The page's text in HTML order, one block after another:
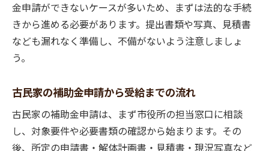
金申請ができないケースが多いため、まずは法的な手続
きから進める必要があります。提出書類や写真、見積書
なども漏れなく準備し、不備がないよう注意しましょ
う。
古民家の補助金申請から受給までの流れ
古民家の補助金申請は、まず市役所の担当窓口に相談
し、対象要件や必要書類の確認から始まります。その
後、所定の申請書・解体計画書・見積書・現況写真など